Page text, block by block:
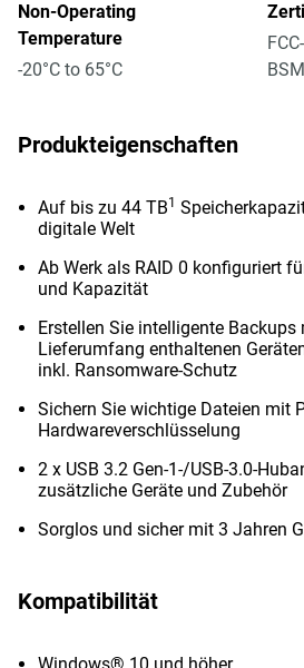
Non-Operating
Temperature
-20°C to 65°C
Produkteigenschaften
Auf bis zu 44 TB1
digitale Welt
Ab Werk als RAID 0 konfiguriert
und Kapazität
Erstellen Sie intelligente Backups
Lieferumfang enthaltenen
inkl. Ransomware-Schutz
Sichern Sie wichtige Dateien mit
Hardwareverschlüsselung
2 x USB 3.2 Gen-1-/USB-3.0-
zusätzliche Geräte und Zubehör
Sorglos und sicher mit 3 Jahren
Kompatibilität